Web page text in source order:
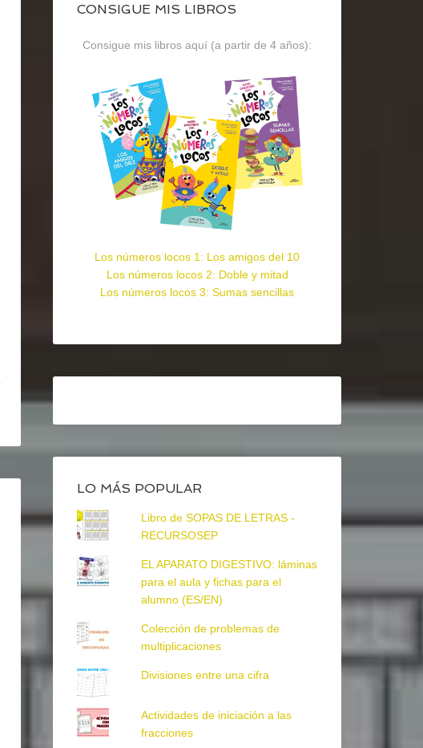
CONSIGUE MIS LIBROS
Consigue mis libros aquí (a partir de 4 años):
Los números locos 1: Los amigos del 10
Los números locos 2: Doble y mitad
Los números locos 3: Sumas sencillas
LO MÁS POPULAR
Libro de SOPAS DE LETRAS -
RECURSOSEP
EL APARATO DIGESTIVO: láminas
para el aula y fichas para el
alumno (ES/EN)
Colección de problemas de
multiplicaciones
Divisiones entre una cifra
Actividades de iniciación a las
fracciones